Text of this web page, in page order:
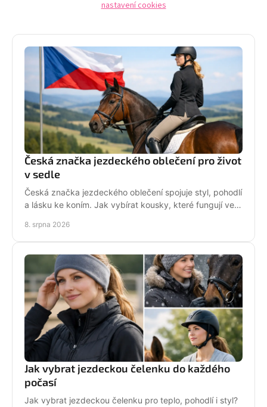
nastavení cookies
Česká značka jezdeckého oblečení pro život
v sedle
Česká značka jezdeckého oblečení spojuje styl, pohodlí
a lásku ke koním. Jak vybírat kousky, které fungují ve
8. srpna 2026
Jak vybrat jezdeckou čelenku do každého
počasí
Jak vybrat jezdeckou čelenku pro teplo, pohodlí i styl?